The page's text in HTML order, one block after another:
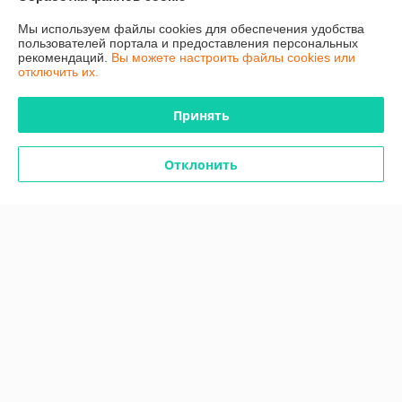
Доставка и оплата
График работы
Политика обработки cookies
Мы используем файлы cookies для обеспечения удобства
пользователей портала и предоставления персональных
рекомендаций. Вы можете настроить файлы cookies или
отключить их.
Принять
Отклонить